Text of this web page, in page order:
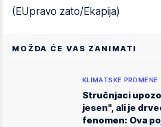
(EUpravo zato/Ekapija)
MOŽDA ĆE VAS ZANIMATI
KLIMATSKE PROMENE
Stručnjaci
jesen", ali je
fenomen: Ova